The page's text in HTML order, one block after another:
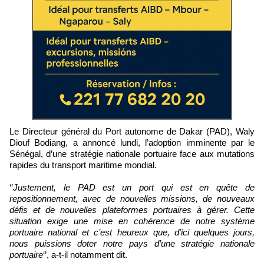
Le Directeur général du Port autonome de Dakar (PAD), Waly
Diouf Bodiang, a annoncé lundi, l’adoption imminente par le
Sénégal, d’une stratégie nationale portuaire face aux mutations
rapides du transport maritime mondial.
‘’Justement, le PAD est un port qui est en quête de
repositionnement, avec de nouvelles missions, de nouveaux
défis et de nouvelles plateformes portuaires à gérer. Cette
situation exige une mise en cohérence de notre système
portuaire national et c’est heureux que, d’ici quelques jours,
nous puissions doter notre pays d’une stratégie nationale
portuaire‘’, a-t-il notamment dit.